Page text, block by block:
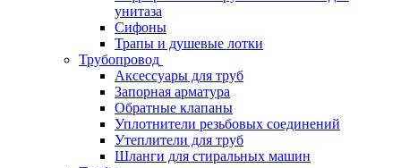
унитаза
Сифоны
Трапы и душевые лотки
Трубопровод
Аксессуары для труб
Запорная арматура
Обратные клапаны
Уплотнители резьбовых соединений
Утеплители для труб
Шланги для стиральных машин